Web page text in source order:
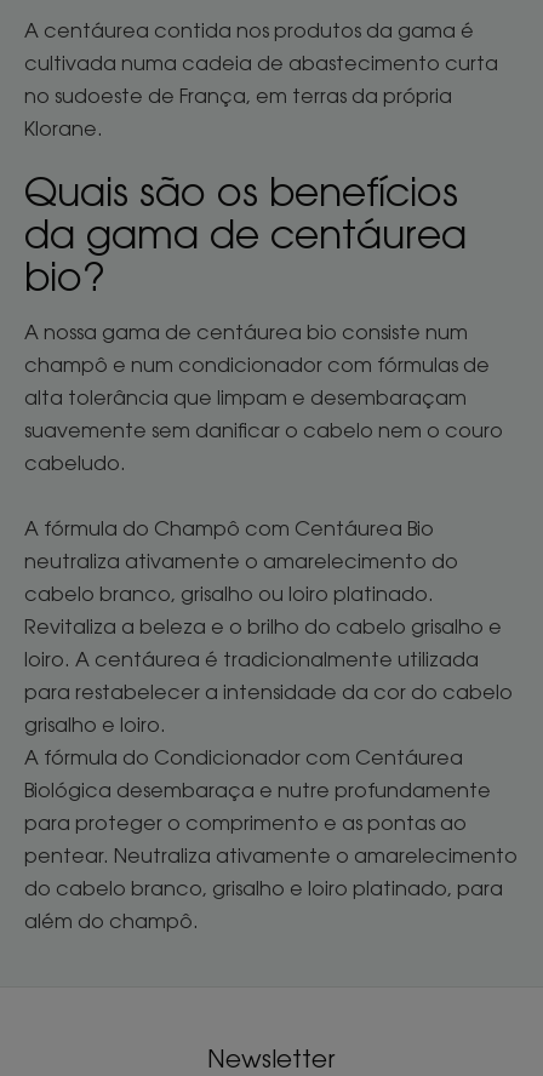
A centáurea contida nos produtos da gama é
cultivada numa cadeia de abastecimento curta
no sudoeste de França, em terras da própria
Klorane.
Quais são os benefícios
da gama de centáurea
bio?
A nossa gama de centáurea bio consiste num
champô e num condicionador com fórmulas de
alta tolerância que limpam e desembaraçam
suavemente sem danificar o cabelo nem o couro
cabeludo.
A fórmula do Champô com Centáurea Bio
neutraliza ativamente o amarelecimento do
cabelo branco, grisalho ou loiro platinado.
Revitaliza a beleza e o brilho do cabelo grisalho e
loiro. A centáurea é tradicionalmente utilizada
para restabelecer a intensidade da cor do cabelo
grisalho e loiro.
A fórmula do Condicionador com Centáurea
Biológica desembaraça e nutre profundamente
para proteger o comprimento e as pontas ao
pentear. Neutraliza ativamente o amarelecimento
do cabelo branco, grisalho e loiro platinado, para
além do champô.
Newsletter